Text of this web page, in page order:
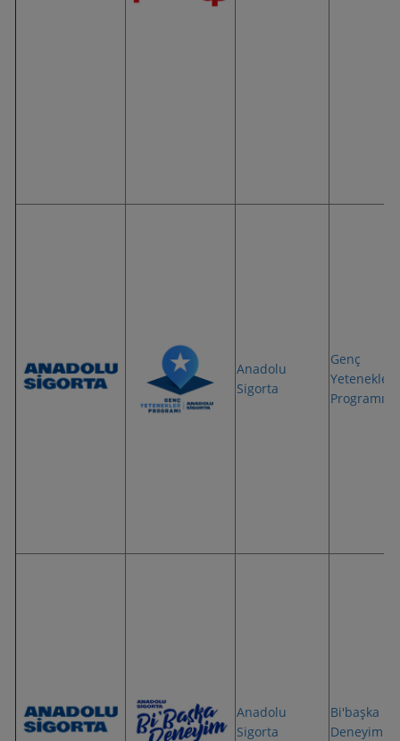
Anadolu
Sigorta
Genç
Yetenekler
Programı
Anadolu
Sigorta
Bi'başka
Deneyim